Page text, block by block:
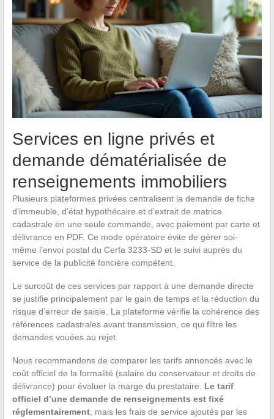
Services en ligne privés et
demande dématérialisée de
renseignements immobiliers
Plusieurs plateformes privées centralisent la demande de fiche
d’immeuble, d’état hypothécaire et d’extrait de matrice
cadastrale en une seule commande, avec paiement par carte et
délivrance en PDF. Ce mode opératoire évite de gérer soi-
même l’envoi postal du Cerfa 3233-SD et le suivi auprès du
service de la publicité foncière compétent.
Le surcoût de ces services par rapport à une demande directe
se justifie principalement par le gain de temps et la réduction du
risque d’erreur de saisie. La plateforme vérifie la cohérence des
références cadastrales avant transmission, ce qui filtre les
demandes vouées au rejet.
Nous recommandons de comparer les tarifs annoncés avec le
coût officiel de la formalité (salaire du conservateur et droits de
délivrance) pour évaluer la marge du prestataire. Le tarif
officiel d’une demande de renseignements est fixé
réglementairement, mais les frais de service ajoutés par les